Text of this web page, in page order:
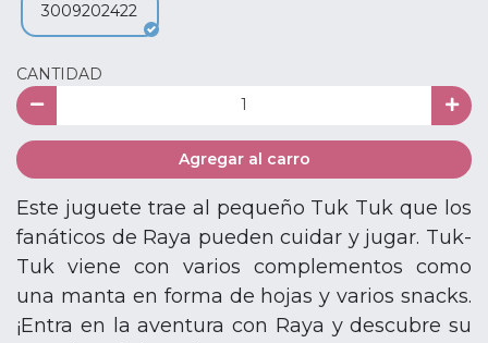
3009202422
CANTIDAD
Agregar al carro
Este juguete trae al pequeño Tuk Tuk que los
fanáticos de Raya pueden cuidar y jugar. Tuk-
Tuk viene con varios complementos como
una manta en forma de hojas y varios snacks.
¡Entra en la aventura con Raya y descubre su